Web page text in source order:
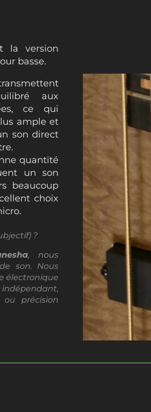
la version
basse.
aux
ce qui
ample et
son direct
quantité
un son
beaucoup
choix
?
, nous
son. Nous
électronique
précision